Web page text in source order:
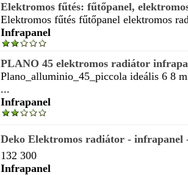
Elektromos fűtés: fűtőpanel,
Elektromos fűtés fűtőpanel elektromos
Infrapanel
PLANO 45 elektromos radiátor
Plano_alluminio_45_piccola ideális 6 8
...
Infrapanel
Deko Elektromos radiátor - infrapanel -
132 300
Infrapanel